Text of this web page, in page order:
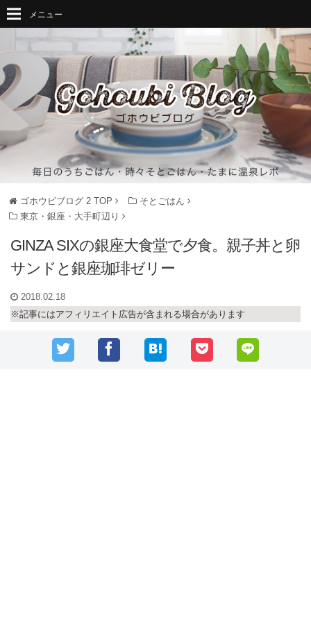
メニュー
ゴホウビブログ 2TOP
そとごはん
東京・銀座・大手町辺り
GINZA SIXの銀座大食堂で夕食。親子丼と卵
サンドと銀座珈琲ゼリー
2018.02.18
※記事にはアフィリエイト広告が含まれる場合があります